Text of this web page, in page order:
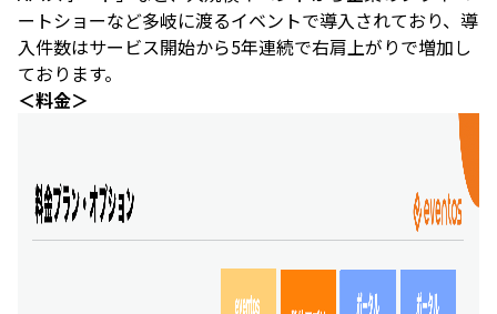
ートショーなど多岐に渡るイベントで導入されており、導
入件数はサービス開始から5年連続で右肩上がりで増加し
ております。
＜料金＞